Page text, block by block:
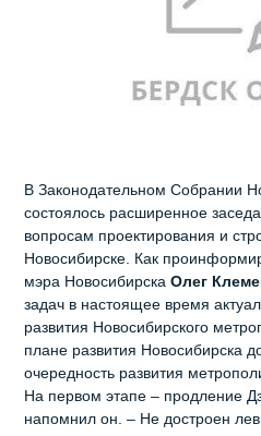
В Законодательном Собрании
состоялось расширенное
вопросам проектирования и
Новосибирске. Как
мэра НовосибирскаОлег
задач в настоящее время
развития Новосибирского
плане развития Новосибирска
очередность развития
На первом этапе – продление
напомнил он. – Не достроен